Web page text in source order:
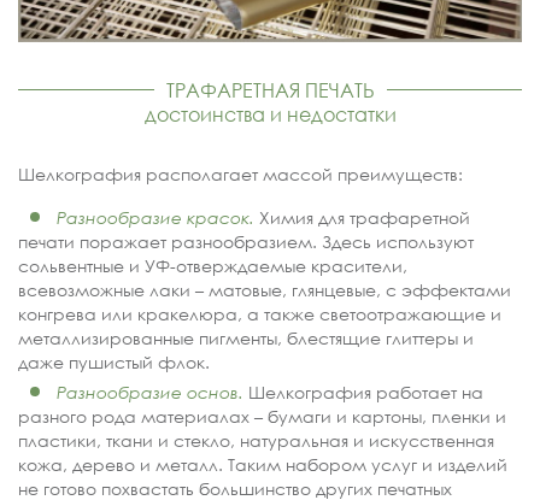
ТРАФАРЕТНАЯ ПЕЧАТЬ
достоинства и недостатки
Шелкография располагает массой преимуществ:
Разнообразие красок. Химия для трафаретной
печати поражает разнообразием. Здесь используют
сольвентные и УФ-отверждаемые красители,
всевозможные лаки – матовые, глянцевые, с эффектами
конгрева или кракелюра, а также светоотражающие и
металлизированные пигменты, блестящие глиттеры и
даже пушистый флок.
Разнообразие основ. Шелкография работает на
разного рода материалах – бумаги и картоны, пленки и
пластики, ткани и стекло, натуральная и искусственная
кожа, дерево и металл. Таким набором услуг и изделий
не готово похвастать большинство других печатных